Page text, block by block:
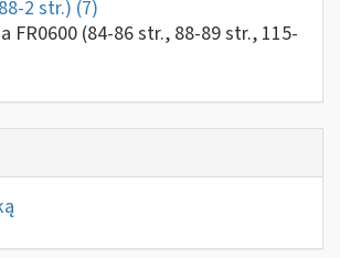
2 str.) (7)
FR0600 (84-86 str., 88-89 str., 115-